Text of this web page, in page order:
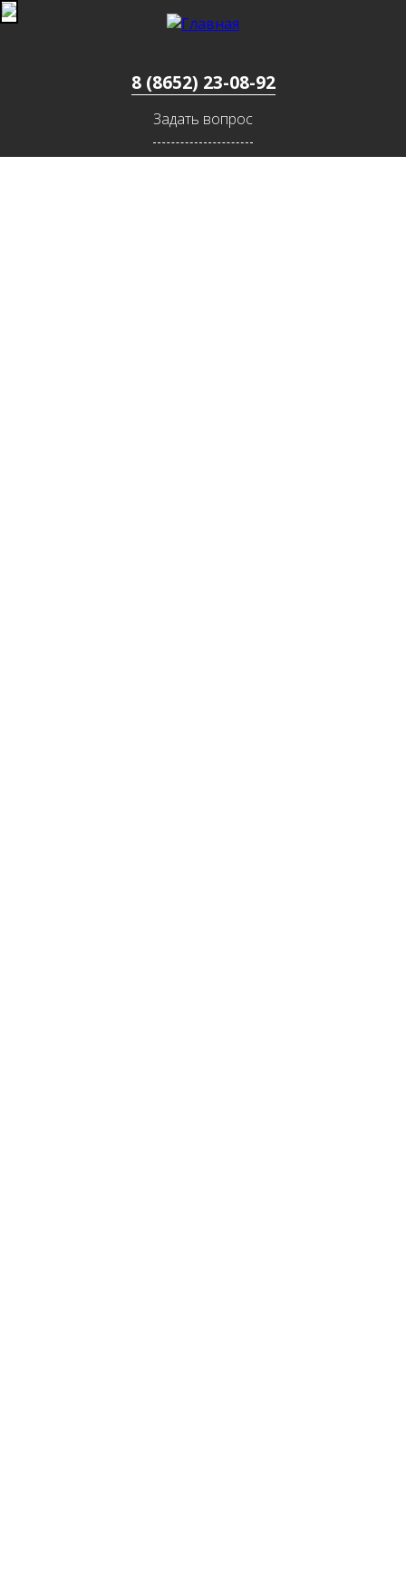
Jump to navigation
8 (8652) 23-08-92
Задать вопрос